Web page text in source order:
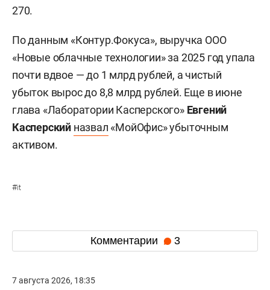
270.
По данным «Контур.Фокуса», выручка ООО
«Новые облачные технологии» за 2025 год упала
почти вдвое — до 1 млрд рублей, а чистый
убыток вырос до 8,8 млрд рублей. Еще в июне
глава «Лаборатории Касперского» Евгений
Касперский назвал «МойОфис» убыточным
активом.
#it
Комментарии 3
7 августа 2026, 18:35